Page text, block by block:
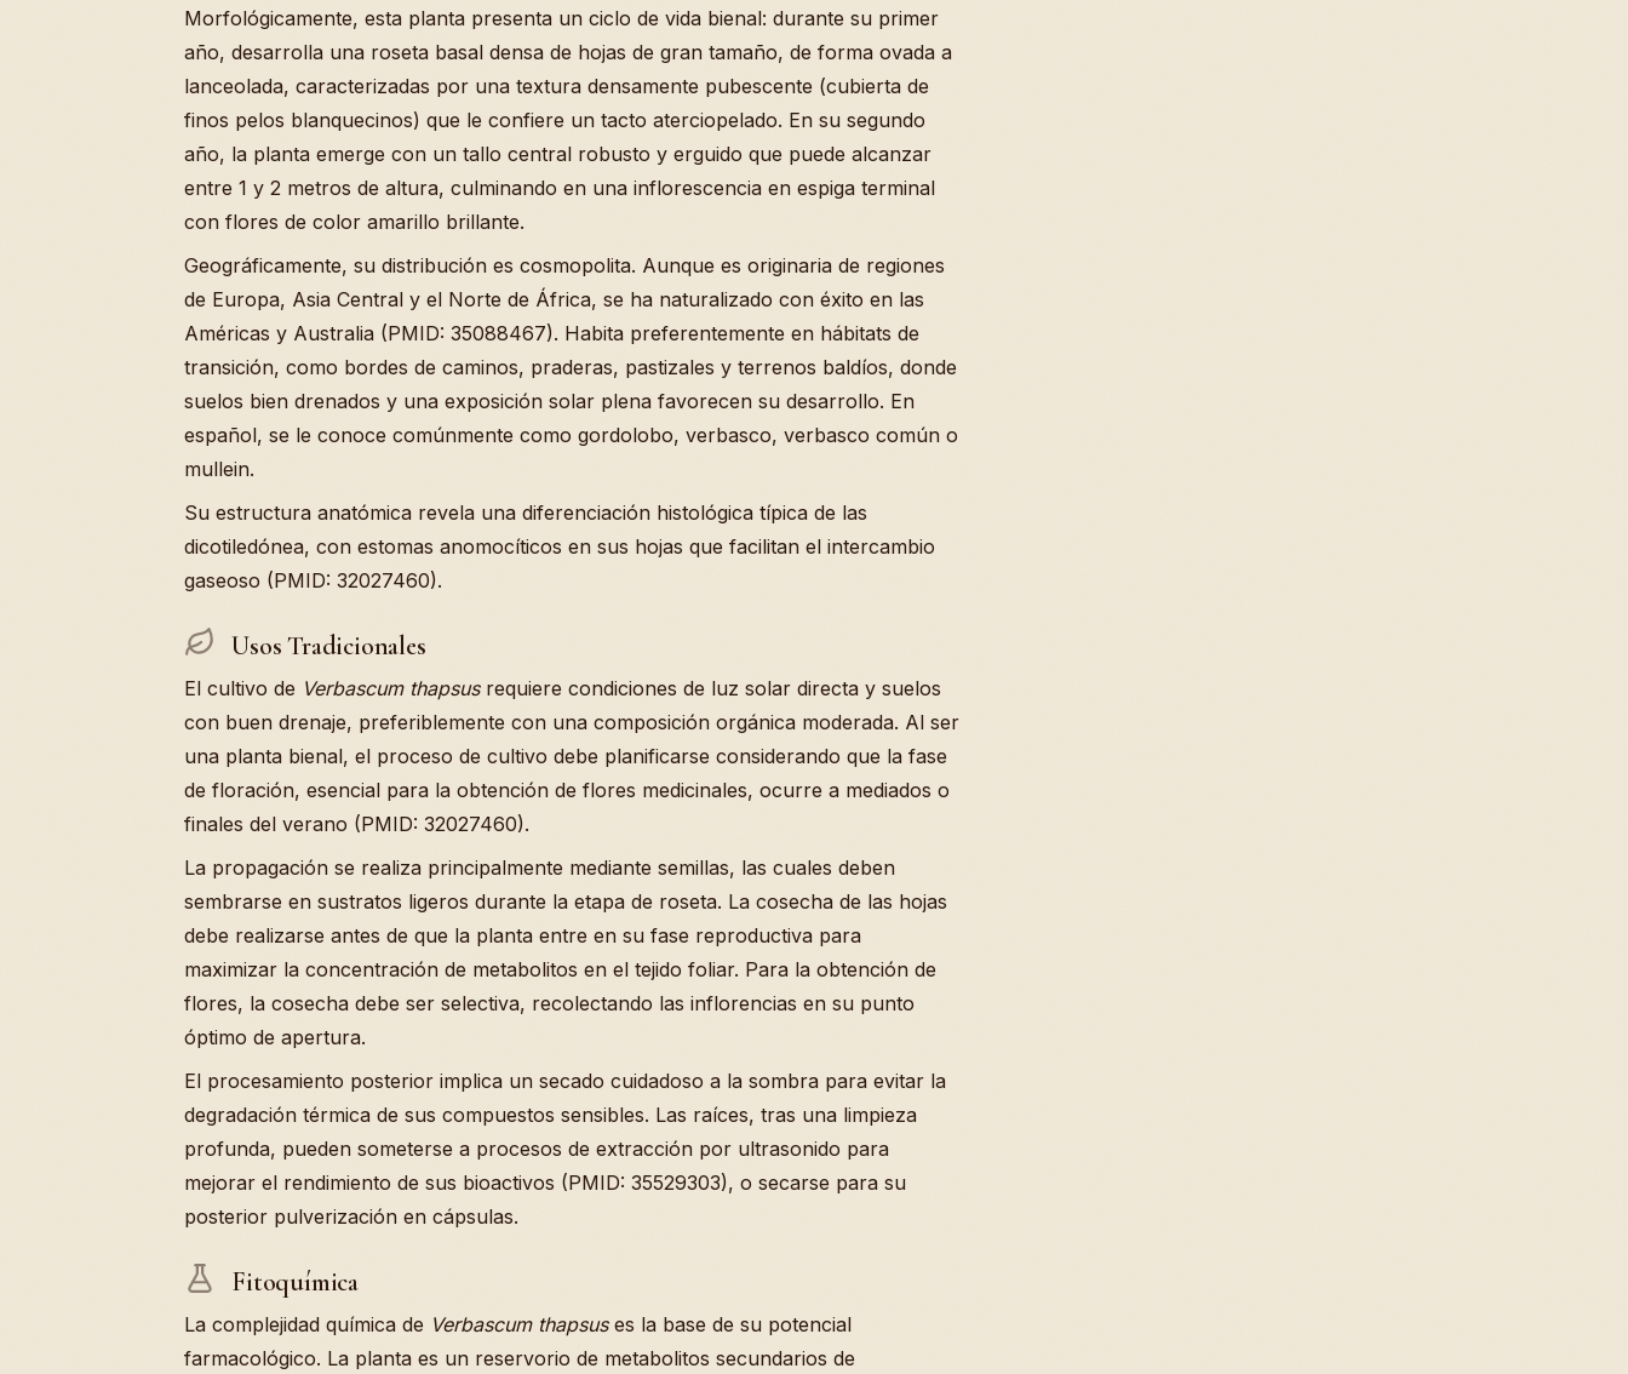
Morfológicamente, esta planta presenta un ciclo de vida bienal: durante su primer
año, desarrolla una roseta basal densa de hojas de gran tamaño, de forma ovada a
lanceolada, caracterizadas por una textura densamente pubescente (cubierta de
finos pelos blanquecinos) que le confiere un tacto aterciopelado. En su segundo
año, la planta emerge con un tallo central robusto y erguido que puede alcanzar
entre 1 y 2 metros de altura, culminando en una inflorescencia en espiga terminal
con flores de color amarillo brillante.
Geográficamente, su distribución es cosmopolita. Aunque es originaria de regiones
de Europa, Asia Central y el Norte de África, se ha naturalizado con éxito en las
Américas y Australia (PMID: 35088467). Habita preferentemente en hábitats de
transición, como bordes de caminos, praderas, pastizales y terrenos baldíos, donde
suelos bien drenados y una exposición solar plena favorecen su desarrollo. En
español, se le conoce comúnmente como gordolobo, verbasco, verbasco común o
mullein.
Su estructura anatómica revela una diferenciación histológica típica de las
dicotiledónea, con estomas anomocíticos en sus hojas que facilitan el intercambio
gaseoso (PMID: 32027460).
Usos Tradicionales
El cultivo de Verbascum thapsusrequiere condiciones de luz solar directa y suelos
con buen drenaje, preferiblemente con una composición orgánica moderada. Al ser
una planta bienal, el proceso de cultivo debe planificarse considerando que la fase
de floración, esencial para la obtención de flores medicinales, ocurre a mediados o
finales del verano (PMID: 32027460).
La propagación se realiza principalmente mediante semillas, las cuales deben
sembrarse en sustratos ligeros durante la etapa de roseta. La cosecha de las hojas
debe realizarse antes de que la planta entre en su fase reproductiva para
maximizar la concentración de metabolitos en el tejido foliar. Para la obtención de
flores, la cosecha debe ser selectiva, recolectando las inflorencias en su punto
óptimo de apertura.
El procesamiento posterior implica un secado cuidadoso a la sombra para evitar la
degradación térmica de sus compuestos sensibles. Las raíces, tras una limpieza
profunda, pueden someterse a procesos de extracción por ultrasonido para
mejorar el rendimiento de sus bioactivos (PMID: 35529303), o secarse para su
posterior pulverización en cápsulas.
Fitoquímica
La complejidad química de Verbascum thapsuses la base de su potencial
farmacológico. La planta es un reservorio de metabolitos secundarios de